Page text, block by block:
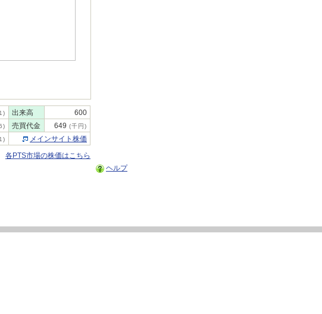
出来高
600
売買代金 649 (千円)
メインサイト株価
各PTS市場の株価はこちら
ヘルプ